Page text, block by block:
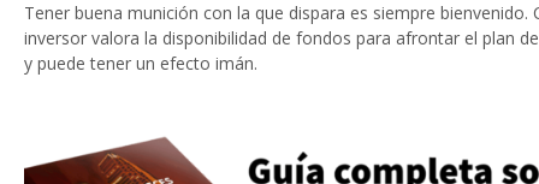
Tener buena munición con la que dispara es siempre bienvenido.
inversor valora la disponibilidad de fondos para afrontar el plan
y puede tener un efecto imán.